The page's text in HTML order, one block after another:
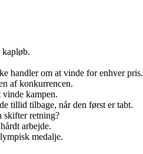
kapløb.
handler om at vinde for enhver pris.
af konkurrencen.
vinde kampen.
tillid tilbage, når den først er tabt.
skifter retning?
arbejde.
medalje.